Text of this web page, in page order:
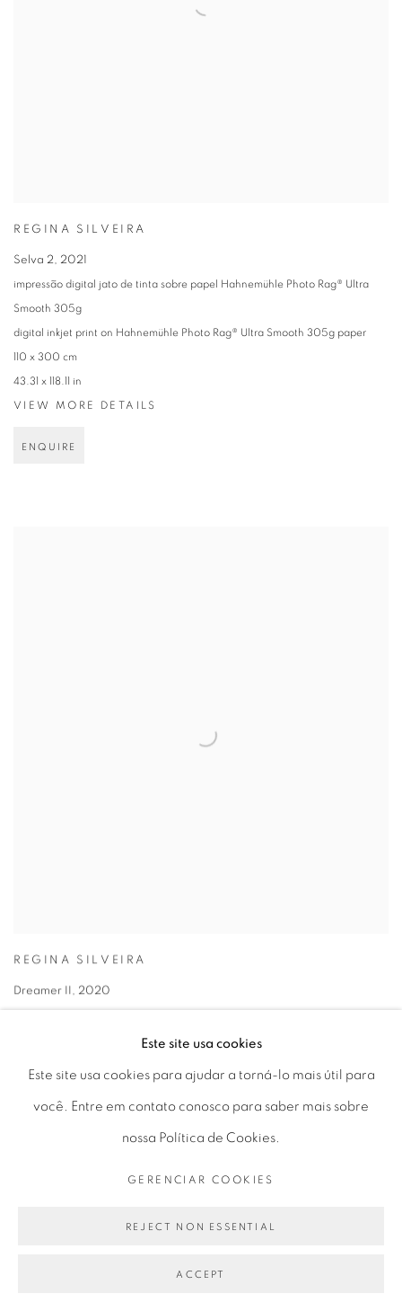
REGINA SILVEIRA
Selva 2, 2021
impressão digital jato de tinta sobre papel Hahnemühle Photo Rag® Ultra
Smooth 305g
digital inkjet print on Hahnemühle Photo Rag® Ultra Smooth 305g paper
110 x 300 cm
43.31 x 118.11 in
VIEW MORE DETAILS
ENQUIRE
REGINA SILVEIRA
Dreamer II , 2020
sandblasted glass and woodEste site usa cookies
Este site usa cookies para ajudar a torná-lo mais útil para
você. Entre em contato conosco para saber mais sobre
nossa Política de Cookies.
GERENCIAR COOKIES
REJECT NON ESSENTIAL
ACCEPT